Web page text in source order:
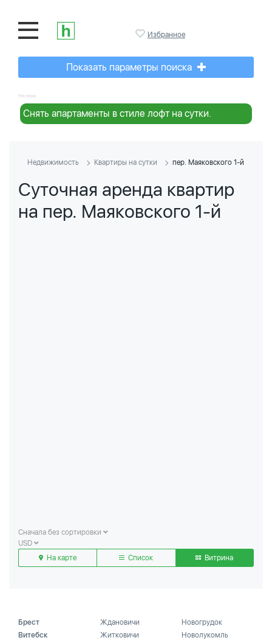
Избранное
Показать параметры поиска
Реклама:
Снять апартаменты в стиле лофт на сутки.
Недвижимость Квартиры на сутки пер. Маяковского 1-й
Суточная аренда квартир
на пер. Маяковского 1-й
Сначала без сортировки
USD
На карте
Список Витрина
Брест
Витебск
Ждановичи
Житковичи
Новогрудок
Новолукомль